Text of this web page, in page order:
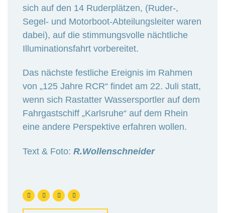
sich auf den 14 Ruderplätzen, (Ruder-,
Segel- und Motorboot-Abteilungsleiter waren
dabei), auf die stimmungsvolle nächtliche
Illuminationsfahrt vorbereitet.
Das nächste festliche Ereignis im Rahmen
von „125 Jahre RCR“ findet am 22. Juli statt,
wenn sich Rastatter Wassersportler auf dem
Fahrgastschiff „Karlsruhe“ auf dem Rhein
eine andere Perspektive erfahren wollen.
Text & Foto: R.Wollenschneider